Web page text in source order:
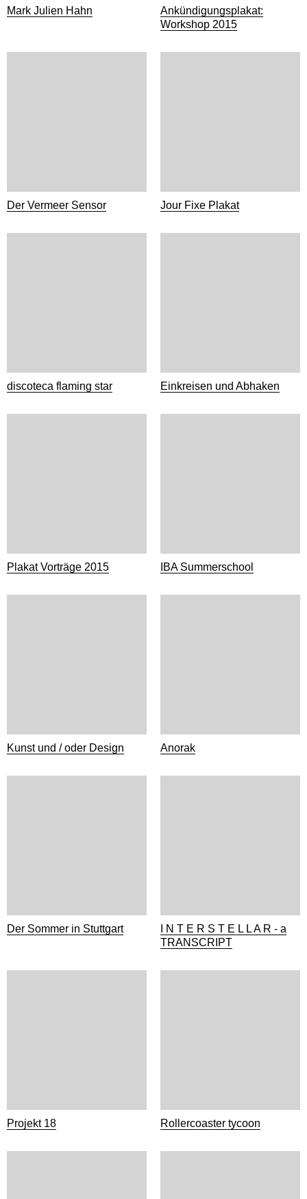
Mark Julien Hahn
Ankündigungsplakat:
Workshop 2015
Der Vermeer Sensor Jour Fixe Plakat
discoteca flaming star Einkreisen und Abhaken
Plakat Vorträge 2015 IBA Summerschool
Kunst und / oder Design Anorak
Der Sommer in Stuttgart
I N T E R S T E L L A R - a
TRANSCRIPT
Projekt 18 Rollercoaster tycoon